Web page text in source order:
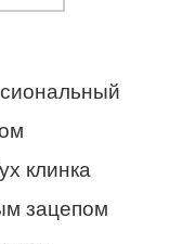
клинка
зацепом